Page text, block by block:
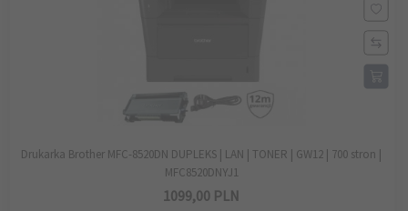
Drukarka Brother MFC-8520DN DUPLEKS | LAN | TONER | GW12 | 700 stron |
MFC8520DNYJ1
1099,00 PLN